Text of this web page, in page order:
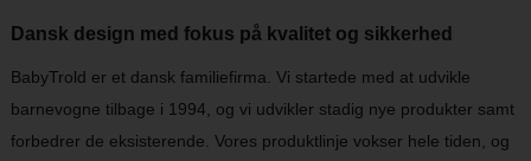
Dansk design med fokus på kvalitet og sikkerhed
BabyTrold er et dansk familiefirma. Vi startede med at udvikle
barnevogne tilbage i 1994, og vi udvikler stadig nye produkter samt
forbedrer de eksisterende. Vores produktlinje vokser hele tiden, og